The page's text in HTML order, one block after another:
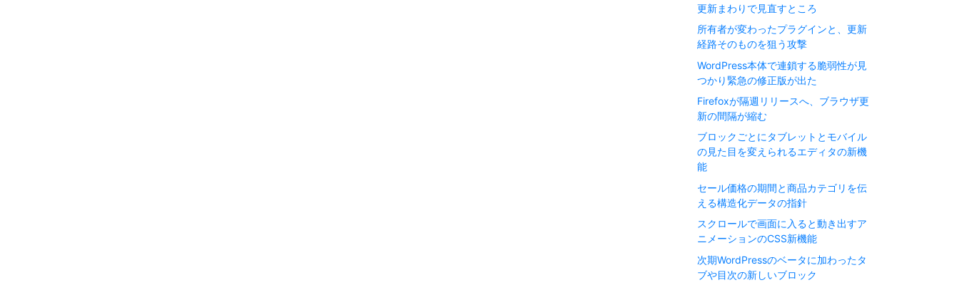
更新まわりで見直すところ
所有者が変わったプラグインと、更新
経路そのものを狙う攻撃
WordPress本体で連鎖する脆弱性が見
つかり緊急の修正版が出た
Firefoxが隔週リリースへ、ブラウザ更
新の間隔が縮む
ブロックごとにタブレットとモバイル
の見た目を変えられるエディタの新機
能
セール価格の期間と商品カテゴリを伝
える構造化データの指針
スクロールで画面に入ると動き出すア
ニメーションのCSS新機能
次期WordPressのベータに加わったタ
ブや目次の新しいブロック